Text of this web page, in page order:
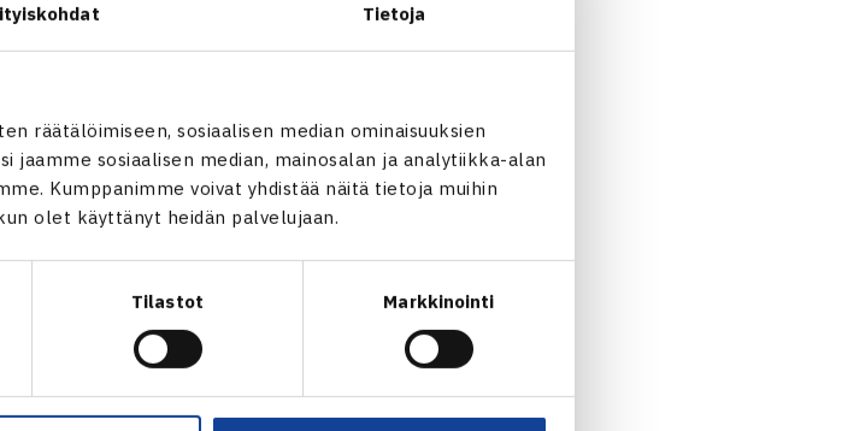
Tietoja
räätälöimiseen, sosiaalisen median ominaisuuksien
jaamme sosiaalisen median, mainosalan ja analytiikka-alan
Kumppanimme voivat yhdistää näitä tietoja muihin
olet käyttänyt heidän palvelujaan.
Tilastot Markkinointi